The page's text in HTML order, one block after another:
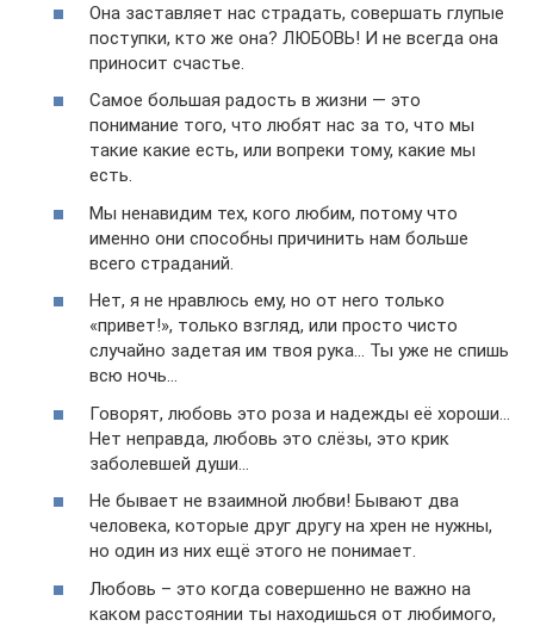
Она заставляет нас страдать, совершать глупые
поступки, кто же она? ЛЮБОВЬ! И не всегда она
приносит счастье.
Самое большая радость в жизни — это
понимание того, что любят нас за то, что мы
такие какие есть, или вопреки тому, какие мы
есть.
Мы ненавидим тех, кого любим, потому что
именно они способны причинить нам больше
всего страданий.
Нет, я не нравлюсь ему, но от него только
«привет!», только взгляд, или просто чисто
случайно задетая им твоя рука… Ты уже не спишь
всю ночь…
Говорят, любовь это роза и надежды её хороши…
Нет неправда, любовь это слёзы, это крик
заболевшей души…
Не бывает не взаимной любви! Бывают два
человека, которые друг другу на хрен не нужны,
но один из них ещё этого не понимает.
Любовь – это когда совершенно не важно на
каком расстоянии ты находишься от любимого,